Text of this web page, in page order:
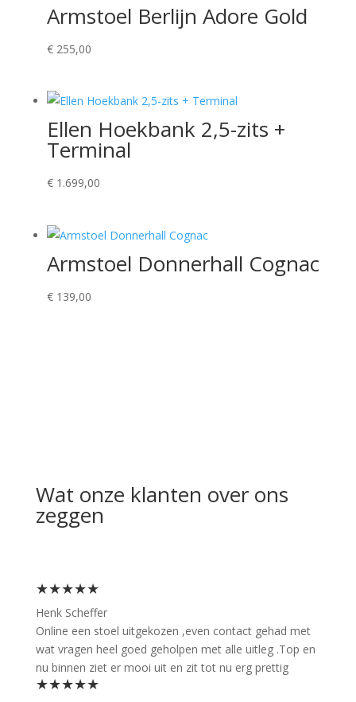
Armstoel Berlijn Adore Gold
€255,00
Ellen Hoekbank 2,5-zits +
Terminal
€1.699,00
Armstoel Donnerhall Cognac
€139,00
Wat onze klanten over ons
zeggen
★★★★★
Henk Scheffer
Online een stoel uitgekozen ,even contact gehad met
wat vragen heel goed geholpen met alle uitleg .Top en
nu binnen ziet er mooi uit en zit tot nu erg prettig
★★★★★